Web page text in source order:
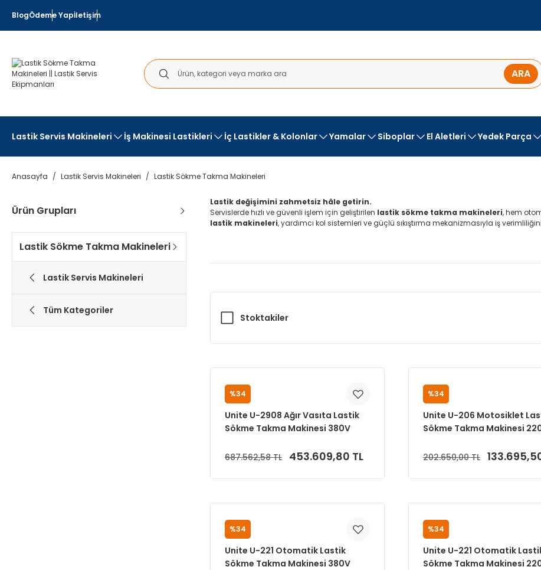
BlogÖdeme Yapİletişim
ARA
Lastik Servis Makineleri İş Makinesi Lastikleri İç Lastikler & Kolonlar Yamalar Siboplar El Aletleri Yedek Parça
Anasayfa Lastik Servis Makineleri Lastik Sökme Takma Makineleri
Ürün Grupları
Lastik Sökme Takma Makineleri
Lastik Servis Makineleri
Tüm Kategoriler
Lastik değişimini zahmetsiz hâle getirin.
Servislerde hızlı ve güvenli işlem için geliştirilen lastik sökme takma makineleri, hem
lastik makineleri, yardımcı kol sistemleri ve güçlü sıkıştırma mekanizmasıyla iş verimliliğini
Stoktakiler
%34
UNITE
Unite U-2908 Ağır Vasıta Lastik
Sökme Takma Makinesi 380V
687.562,58 TL 453.609,80 TL
Sepete Ekle
%34
UNITE
Unite U-206 Motosiklet
Sökme Takma Makinesi
202.650,00 TL
Sepete Ekle
%34
UNITE
Unite U-221 Otomatik Lastik
Sökme Takma Makinesi 380V
%34
UNITE
Unite U-221 Otomatik
Sökme Takma Makinesi